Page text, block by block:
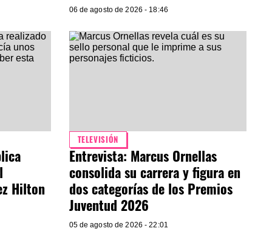
06 de agosto de 2026 - 18:46
Hilton
TELEVISIÓN
Entrevista: Marcus Ornellas
consolida su carrera y figura en
dos categorías de los Premios
Juventud 2026
05 de agosto de 2026 - 22:01